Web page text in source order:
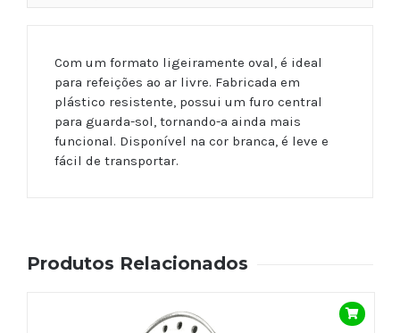
Com um formato ligeiramente oval, é ideal
para refeições ao ar livre. Fabricada em
plástico resistente, possui um furo central
para guarda-sol, tornando-a ainda mais
funcional. Disponível na cor branca, é leve e
fácil de transportar.
Produtos Relacionados